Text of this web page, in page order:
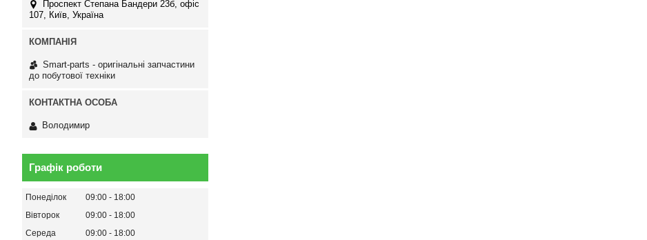
Проспект Степана Бандери 23б, офіс
107, Київ, Україна
Smart-parts - оригінальні запчастини
до побутової техніки
Володимир
Графік роботи
Понеділок 09:00
18:00
Вівторок
09:00
18:00
Середа
09:00
18:00